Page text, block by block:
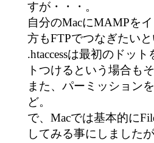
すが・・・。
自分のMacにMAMPを
方もFTPでつなぎたい
.htaccessは最初のドッ
トつけるという場合も
また、パーミッション
ど。
で、Macでは基本的に
してみる事にしました